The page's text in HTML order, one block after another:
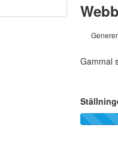
Gammal